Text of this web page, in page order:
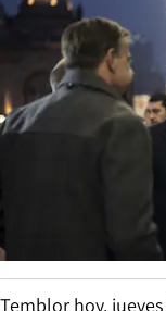
Temblor hoy,